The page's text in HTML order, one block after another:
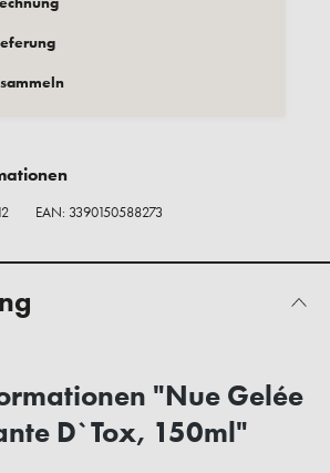
EAN: 3390150588273
"Nue Gelée
D`Tox, 150ml"